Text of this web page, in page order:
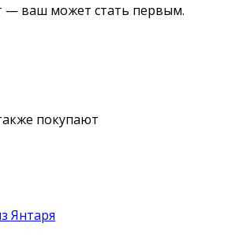
— ваш может стать первым.
покупают
Янтаря